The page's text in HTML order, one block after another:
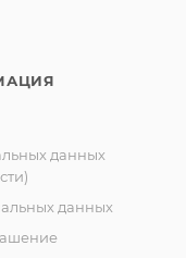
данных
данных